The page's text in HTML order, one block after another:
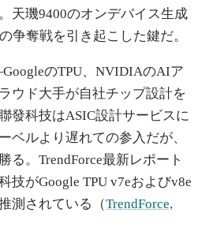
天璣9400のオンデバイス生成
争奪戦を引き起こした鍵だ。
のTPU、NVIDIAのAIア
ウド大手が自社チップ設計を
發科技はASIC設計サービスに
ベルより遅れての参入だが、
る。TrendForce最新レポート
技がGoogle TPU v7eおよびv8e
測されている（TrendForce,